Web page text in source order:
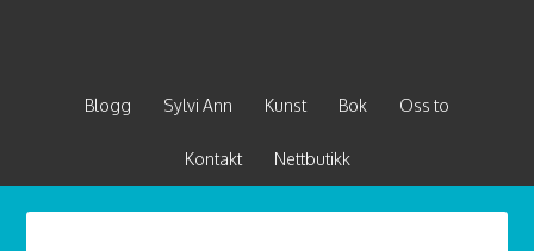
Blogg Sylvi Ann Kunst Bok Oss to
Kontakt Nettbutikk